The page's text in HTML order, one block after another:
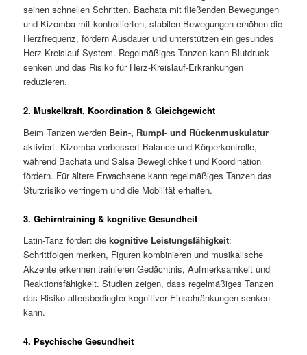
seinen schnellen Schritten, Bachata mit fließenden Bewegungen
und Kizomba mit kontrollierten, stabilen Bewegungen erhöhen die
Herzfrequenz, fördern Ausdauer und unterstützen ein gesundes
Herz-Kreislauf-System. Regelmäßiges Tanzen kann Blutdruck
senken und das Risiko für Herz-Kreislauf-Erkrankungen
reduzieren.
2. Muskelkraft, Koordination & Gleichgewicht
Beim Tanzen werden Bein-, Rumpf- und Rückenmuskulatur
aktiviert. Kizomba verbessert Balance und Körperkontrolle,
während Bachata und Salsa Beweglichkeit und Koordination
fördern. Für ältere Erwachsene kann regelmäßiges Tanzen das
Sturzrisiko verringern und die Mobilität erhalten.
3. Gehirntraining & kognitive Gesundheit
Latin-Tanz fördert diekognitive Leistungsfähigkeit:
Schrittfolgen merken, Figuren kombinieren und musikalische
Akzente erkennen trainieren Gedächtnis, Aufmerksamkeit und
Reaktionsfähigkeit. Studien zeigen, dass regelmäßiges Tanzen
das Risiko altersbedingter kognitiver Einschränkungen senken
kann.
4. Psychische Gesundheit